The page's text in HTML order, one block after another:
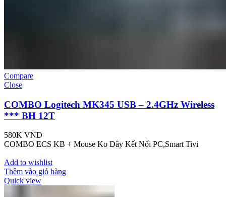
Compare
Close
COMBO Logitech MK345 USB – 2.4GHz Wireless
*** BH 12T
580K VND
COMBO ECS KB + Mouse Ko Dây Kết Nối PC,Smart Tivi
Add to wishlist
Thêm vào giỏ hàng
Quick view